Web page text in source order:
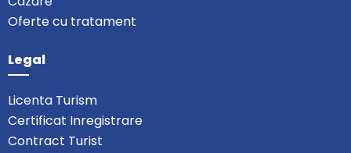
Oferte cu tratament
Legal
Licenta Turism
Certificat Inregistrare
Contract Turist